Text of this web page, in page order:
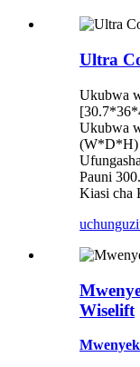
Ultra
Ukubwa
Ukubwa
(W*D*H)
Pauni 300.
Kiasi cha
uchunguzi
Wiselift